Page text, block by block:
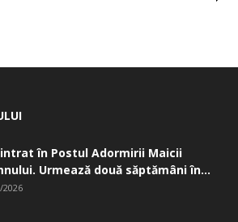
în Postul Adormirii Maicii
Urmează două săptămâni în...
2026